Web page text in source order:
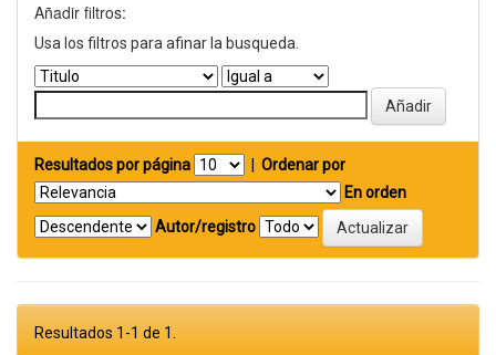
Añadir filtros:
Usa los filtros para afinar la busqueda.
Resultados por página
Ordenar por
En orden
Autor/registro
Resultados 1-1 de 1.